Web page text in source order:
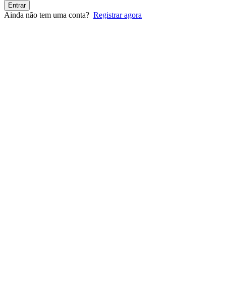
Entrar
Ainda não tem uma conta? Registrar agora